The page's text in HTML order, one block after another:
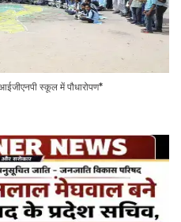
स्कूल में पौधारोपण*